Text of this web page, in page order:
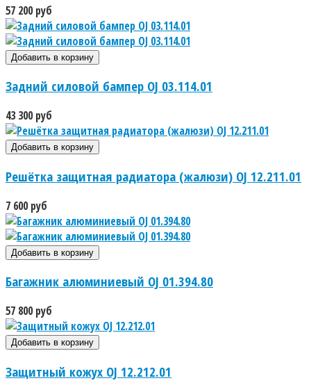
57 200 руб
Задний силовой бампер OJ 03.114.01
43 300 руб
Решётка защитная радиатора (жалюзи) OJ 12.211.01
7 600 руб
Багажник алюминиевый OJ 01.394.80
57 800 руб
Защитный кожух OJ 12.212.01